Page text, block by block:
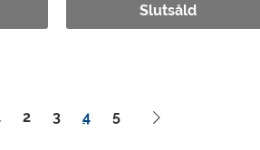
Slutsåld
2 3 4 5